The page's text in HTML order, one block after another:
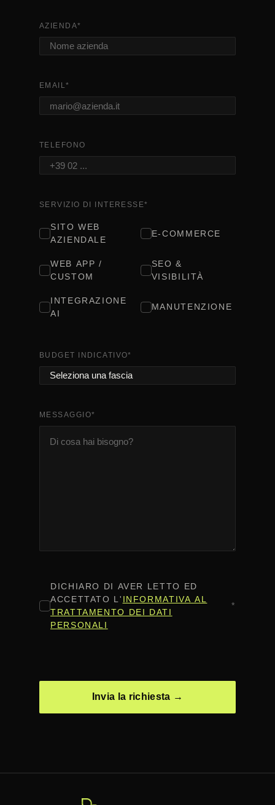
AZIENDA*
EMAIL*
TELEFONO
SERVIZIO DI INTERESSE*
SITO WEB
AZIENDALE
E-COMMERCE
WEB APP /
CUSTOM
SEO &
VISIBILITÀ
INTEGRAZIONE
AI
MANUTENZIONE
BUDGET INDICATIVO*
MESSAGGIO*
CONSENSO*
DICHIARO DI AVER LETTO ED
ACCETTATO L' INFORMATIVA AL
TRATTAMENTO DEI DATI
PERSONALI
*